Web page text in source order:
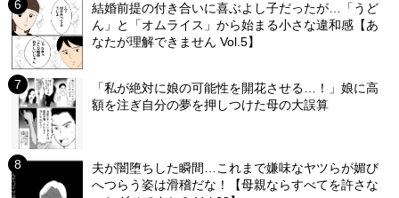
結婚前提の付き合いに喜ぶよし子だったが…「うど
ん」と「オムライス」から始まる小さな違和感【あ
なたが理解できません Vol.5】
「私が絶対に娘の可能性を開花させる…！」娘に高
額を注ぎ自分の夢を押しつけた母の大誤算
夫が闇堕ちした瞬間…これまで嫌味なヤツらが媚び
へつらう姿は滑稽だな！【母親ならすべてを許さな